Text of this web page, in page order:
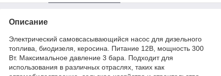
Описание
Электрический самовсасывающийся насос для дизельного
топлива, биодизеля, керосина. Питание 12В, мощность 300
Вт. Максимальное давление 3 бара. Подходит для
использования в различных отраслях, таких как